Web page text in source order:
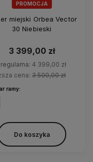
PROMOCJA
miejski Orbea Vector
30 Niebieski
3 399,00 zł
4 399,00 zł
cena: 3 500,00 zł
ramy:
Do koszyka